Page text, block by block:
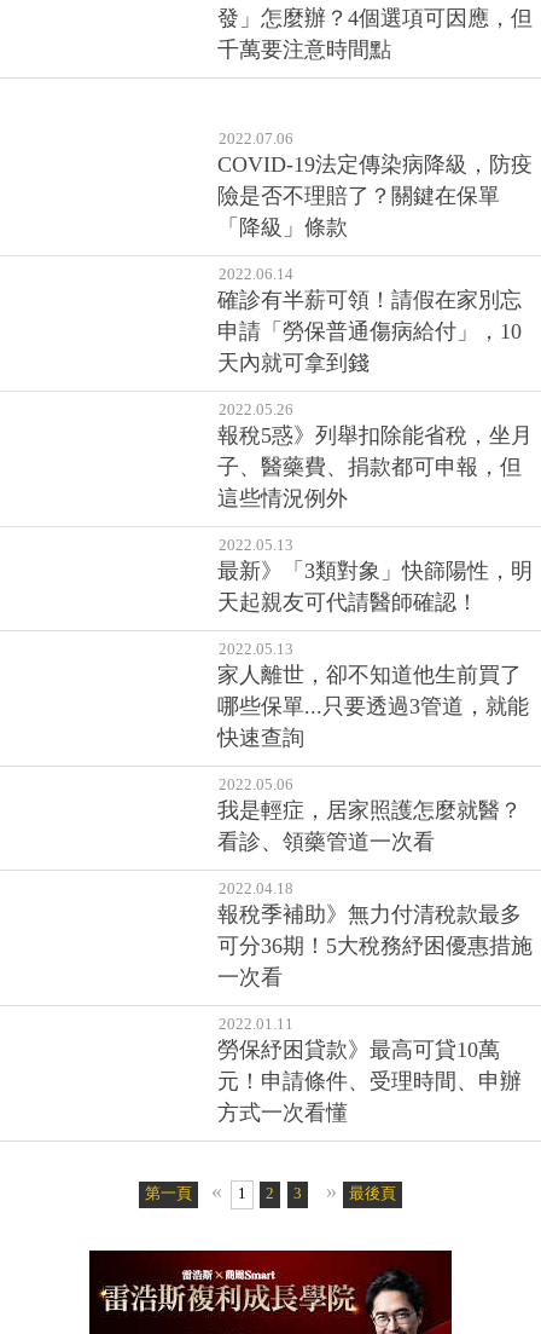
發」怎麼辦？4個選項可因應，但
千萬要注意時間點
2022.07.06
COVID-19法定傳染病降級，防疫
險是否不理賠了？關鍵在保單
「降級」條款
2022.06.14
確診有半薪可領！請假在家別忘
申請「勞保普通傷病給付」，10
天內就可拿到錢
2022.05.26
報稅5惑》列舉扣除能省稅，坐月
子、醫藥費、捐款都可申報，但
這些情況例外
2022.05.13
最新》「3類對象」快篩陽性，明
天起親友可代請醫師確認！
2022.05.13
家人離世，卻不知道他生前買了
哪些保單...只要透過3管道，就能
快速查詢
2022.05.06
我是輕症，居家照護怎麼就醫？
看診、領藥管道一次看
2022.04.18
報稅季補助》無力付清稅款最多
可分36期！5大稅務紓困優惠措施
一次看
2022.01.11
勞保紓困貸款》最高可貸10萬
元！申請條件、受理時間、申辦
方式一次看懂
第一頁 « 1 2 3 4» 最後頁